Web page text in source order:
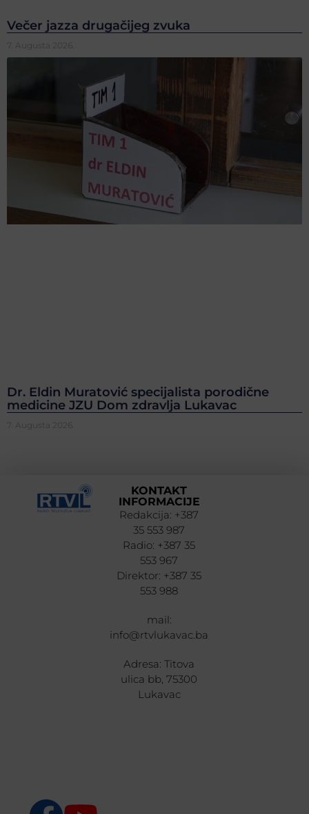
Večer jazza drugačijeg zvuka
7. Augusta 2026.
Dr. Eldin Muratović specijalista porodične
medicine JZU Dom zdravlja Lukavac
7. Augusta 2026.
KONTAKT
INFORMACIJE
Redakcija: +387
35 553 987
Radio: +387 35
553 967
Direktor: +387 35
553 988
mail:
info@rtvlukavac.ba
Adresa: Titova
ulica bb, 75300
Lukavac